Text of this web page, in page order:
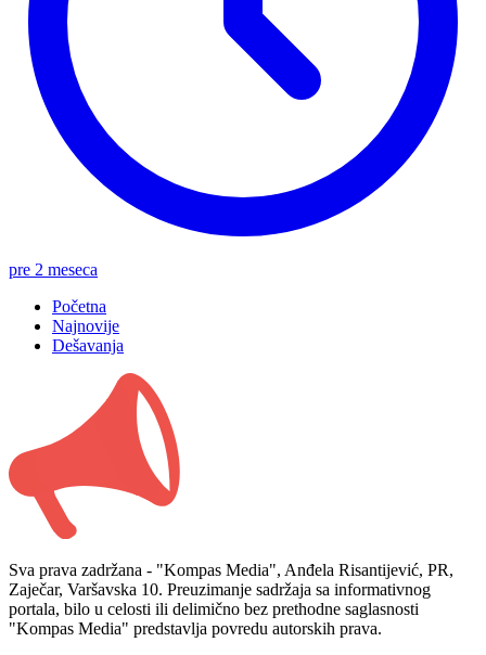
pre 2 meseca
Početna
Najnovije
Dešavanja
Sva prava zadržana - "Kompas Media", Anđela Risantijević, PR,
Zaječar, Varšavska 10. Preuzimanje sadržaja sa informativnog
portala, bilo u celosti ili delimično bez prethodne saglasnosti
"Kompas Media" predstavlja povredu autorskih prava.